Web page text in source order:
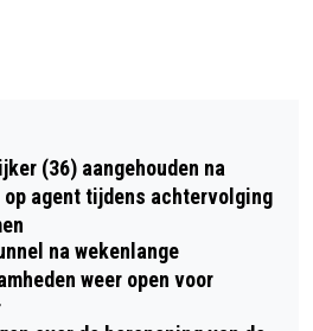
PRESENTEERT
MARQUETTE
TREKKEN
UIT DE SLOOT
(36) aangehouden na
agent tijdens achtervolging
na wekenlange
weer open voor